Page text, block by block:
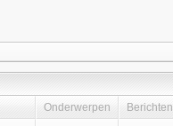
Onderwerpen Berichten